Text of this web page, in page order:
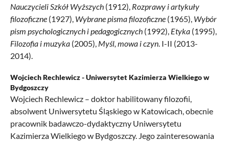
Nauczycieli Szkół Wyższych(1912), Rozprawy i artykuły
filozoficzne(1927), Wybrane pisma filozoficzne(1965), Wybór
pism psychologicznych i pedagogicznych(1992), Etyka(1995),
Filozofia i muzyka(2005), Myśl, mowa i czyn. I-II (2013-
2014).
Wojciech Rechlewicz -Uniwersytet Kazimierza Wielkiego w
Bydgoszczy
Wojciech Rechlewicz – doktor habilitowany filozofii,
absolwent Uniwersytetu Śląskiego w Katowicach, obecnie
pracownik badawczo-dydaktyczny Uniwersytetu
Kazimierza Wielkiego w Bydgoszczy. Jego zainteresowania